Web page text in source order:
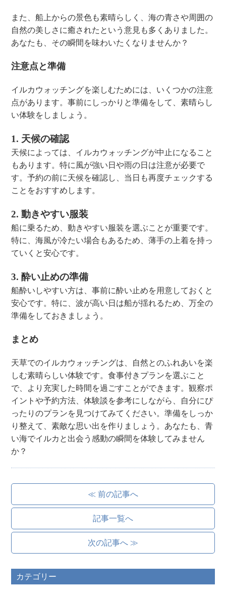
また、船上からの景色も素晴らしく、海の青さや周囲の
自然の美しさに癒されたという意見も多くありました。
あなたも、その瞬間を味わいたくなりませんか？
注意点と準備
イルカウォッチングを楽しむためには、いくつかの注意
点があります。事前にしっかりと準備をして、素晴らし
い体験をしましょう。
1. 天候の確認
天候によっては、イルカウォッチングが中止になること
もあります。特に風が強い日や雨の日は注意が必要で
す。予約の前に天候を確認し、当日も再度チェックする
ことをおすすめします。
2. 動きやすい服装
船に乗るため、動きやすい服装を選ぶことが重要です。
特に、海風が冷たい場合もあるため、薄手の上着を持っ
ていくと安心です。
3. 酔い止めの準備
船酔いしやすい方は、事前に酔い止めを用意しておくと
安心です。特に、波が高い日は船が揺れるため、万全の
準備をしておきましょう。
まとめ
天草でのイルカウォッチングは、自然とのふれあいを楽
しむ素晴らしい体験です。食事付きプランを選ぶこと
で、より充実した時間を過ごすことができます。観察ポ
イントや予約方法、体験談を参考にしながら、自分にぴ
ったりのプランを見つけてみてください。準備をしっか
り整えて、素敵な思い出を作りましょう。あなたも、青
い海でイルカと出会う感動の瞬間を体験してみません
か？
≪ 前の記事へ
記事一覧へ
次の記事へ ≫
カテゴリー